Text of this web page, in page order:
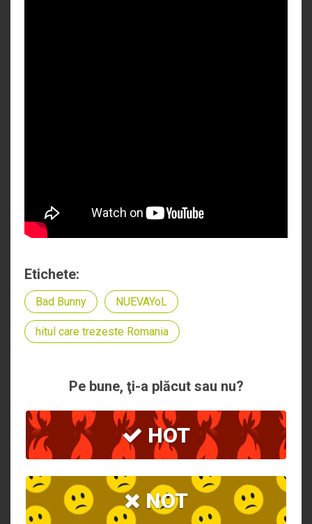
Etichete:
Bad Bunny NUEVAYoL
hitul care trezeste Romania
Pe bune, ţi-a plăcut sau nu?
HOT
NOT